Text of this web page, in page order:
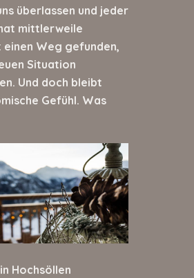
überlassen und jeder
mittlerweile
einen Weg gefunden,
Situation
Und doch bleibt
Gefühl. Was
Hochsöllen